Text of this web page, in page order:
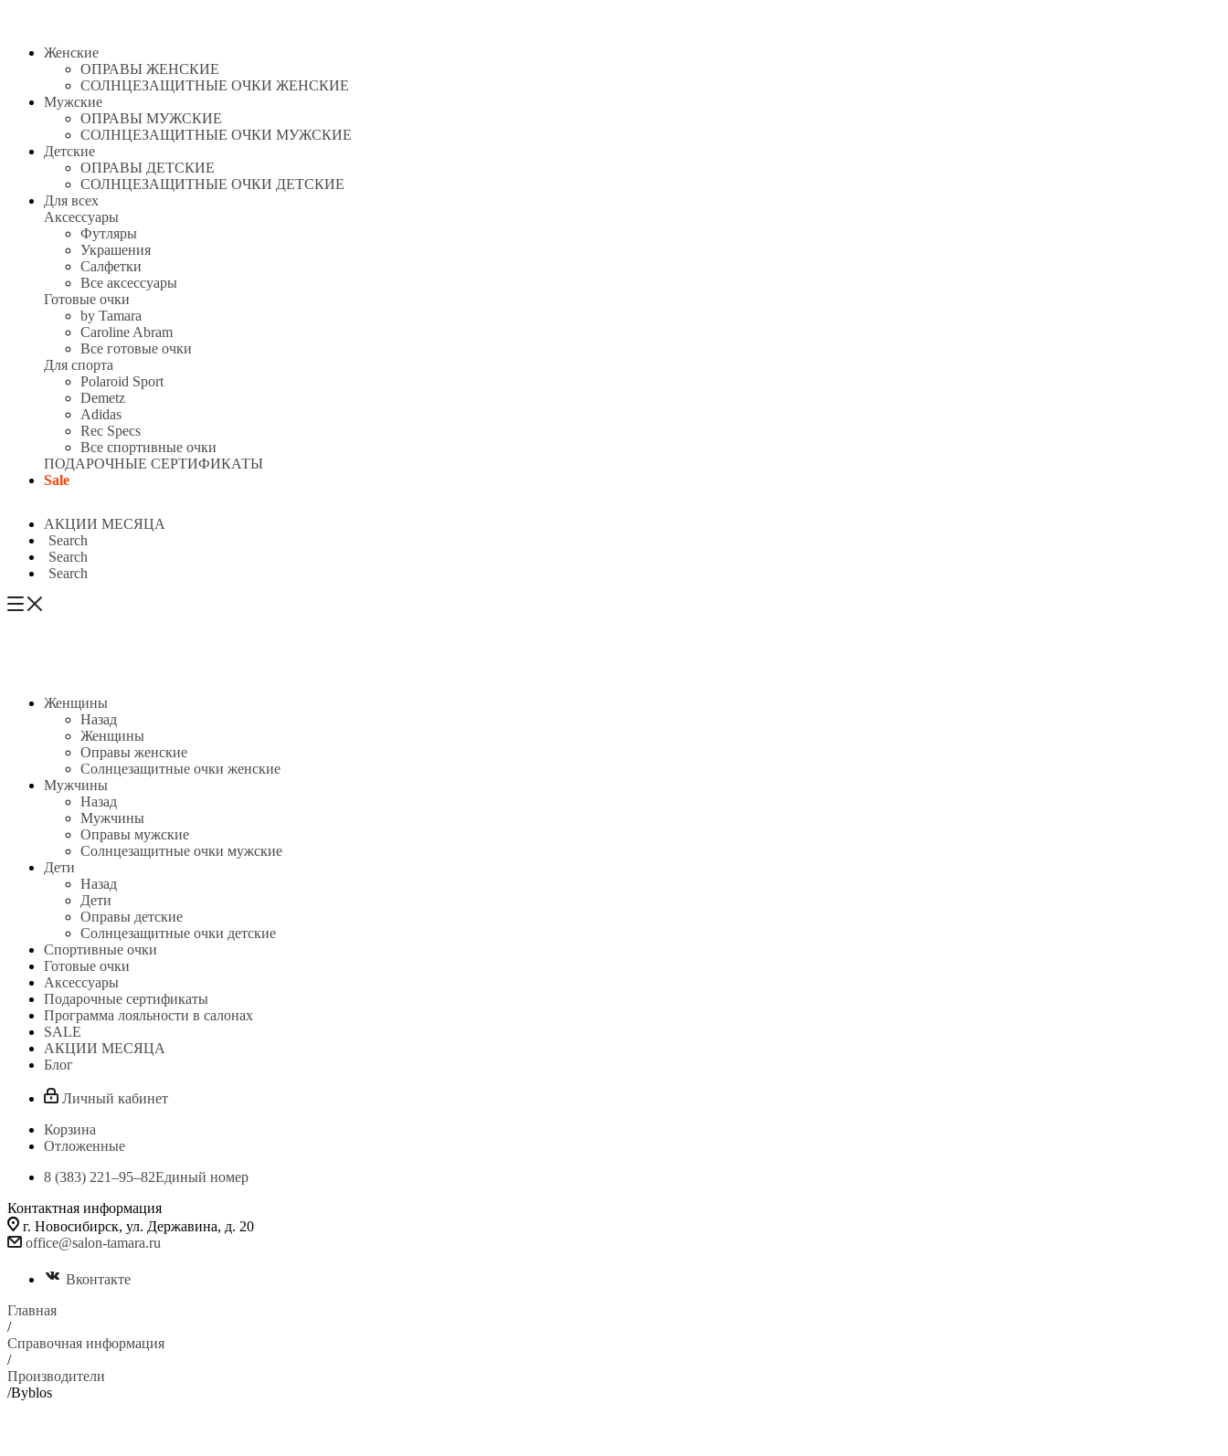
Женские
ОПРАВЫ ЖЕНСКИЕ
СОЛНЦЕЗАЩИТНЫЕ ОЧКИ ЖЕНСКИЕ
Мужские
ОПРАВЫ МУЖСКИЕ
СОЛНЦЕЗАЩИТНЫЕ ОЧКИ МУЖСКИЕ
Детские
ОПРАВЫ ДЕТСКИЕ
СОЛНЦЕЗАЩИТНЫЕ ОЧКИ ДЕТСКИЕ
Для всех
Аксессуары
Футляры
Украшения
Салфетки
Все аксессуары
Готовые очки
by Tamara
Caroline Abram
Все готовые очки
Для спорта
Polaroid Sport
Demetz
Adidas
Rec Specs
Все спортивные очки
ПОДАРОЧНЫЕ СЕРТИФИКАТЫ
Sale
АКЦИИ МЕСЯЦА
Search
Search
Search
Женщины
Назад
Женщины
Оправы женские
Солнцезащитные очки женские
Мужчины
Назад
Мужчины
Оправы мужские
Солнцезащитные очки мужские
Дети
Назад
Дети
Оправы детские
Солнцезащитные очки детские
Спортивные очки
Готовые очки
Аксессуары
Подарочные сертификаты
Программа лояльности в салонах
SALE
АКЦИИ МЕСЯЦА
Блог
Личный кабинет
Корзина
Отложенные
8 (383) 221‒95‒82Единый номер
Контактная информация
г. Новосибирск, ул. Державина, д. 20
office@salon-tamara.ru
Вконтакте
Главная
/
Справочная информация
/
Производители
/Byblos